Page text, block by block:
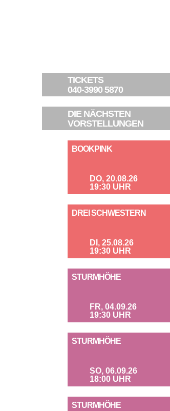
TICKETS
040-3990 5870
DIE NÄCHSTEN
VORSTELLUNGEN
BOOKPINK
DO, 20.08.26
19:30 UHR
DREI SCHWESTERN
DI, 25.08.26
19:30 UHR
STURMHÖHE
FR, 04.09.26
19:30 UHR
STURMHÖHE
SO, 06.09.26
18:00 UHR
STURMHÖHE